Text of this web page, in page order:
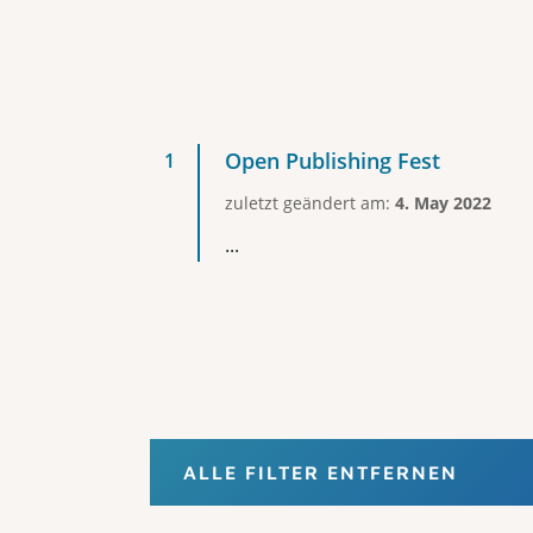
Open Publishing Fest
zuletzt geändert am: 4. May 2022
...
ALLE FILTER ENTFERNEN